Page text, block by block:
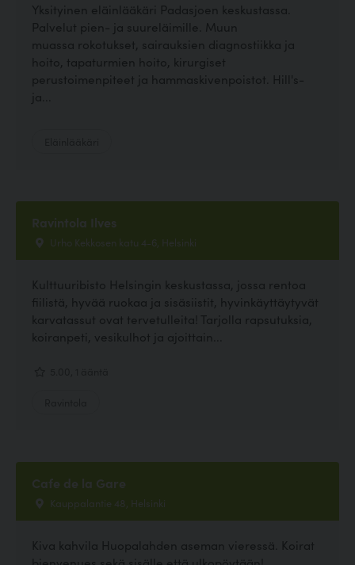
Yksityinen eläinlääkäri Padasjoen keskustassa.
Palvelut pien- ja suureläimille. Muun
muassa rokotukset, sairauksien diagnostiikka ja
hoito, tapaturmien hoito, kirurgiset
perustoimenpiteet ja hammaskivenpoistot. Hill's-
ja...
Ravintola Ilves
Urho Kekkosen katu 4-6, Helsinki
Kulttuuribisto Helsingin keskustassa, jossa rentoa
fiilistä, hyvää ruokaa ja sisäsiistit, hyvinkäyttäytyvät
karvatassut ovat tervetulleita! Tarjolla rapsutuksia,
koiranpeti, vesikulhot ja ajoittain...
Cafe de la Gare
Kauppalantie 48, Helsinki
Kiva kahvila Huopalahden aseman vieressä. Koirat